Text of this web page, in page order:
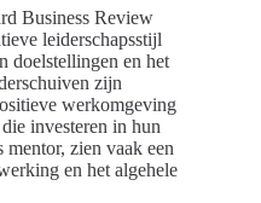
Business Review
leiderschapsstijl
doelstellingen en het
zijn
werkomgeving
investeren in hun
mentor, zien vaak een
en het algehele